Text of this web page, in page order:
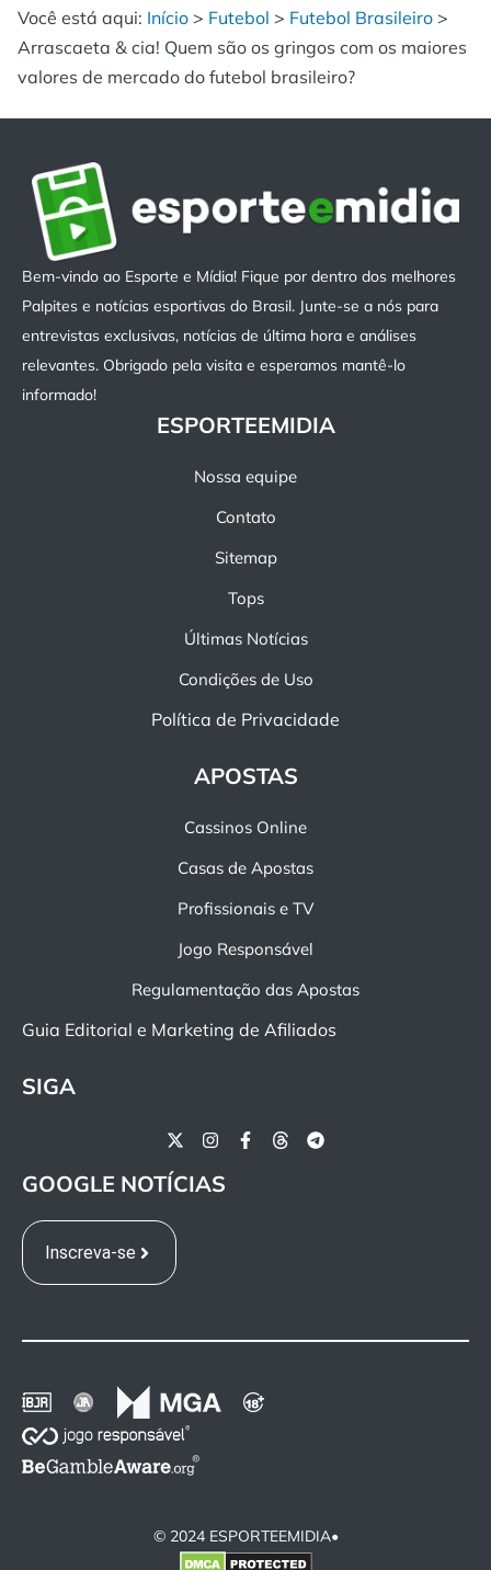
Você está aqui: Início > Futebol > Futebol Brasileiro >
Arrascaeta & cia! Quem são os gringos com os maiores
valores de mercado do futebol brasileiro?
Bem-vindo ao Esporte e Mídia! Fique por dentro dos melhores
Palpites e notícias esportivas do Brasil. Junte-se a nós para
entrevistas exclusivas, notícias de última hora e análises
relevantes. Obrigado pela visita e esperamos mantê-lo
informado!
ESPORTEEMIDIA
Nossa equipe
Contato
Sitemap
Tops
Últimas Notícias
Condições de Uso
Política de Privacidade
APOSTAS
Cassinos Online
Casas de Apostas
Profissionais e TV
Jogo Responsável
Regulamentação das Apostas
Guia Editorial e Marketing de Afiliados
SIGA
GOOGLE NOTÍCIAS
Inscreva-se
© 2024 ESPORTEEMIDIA•